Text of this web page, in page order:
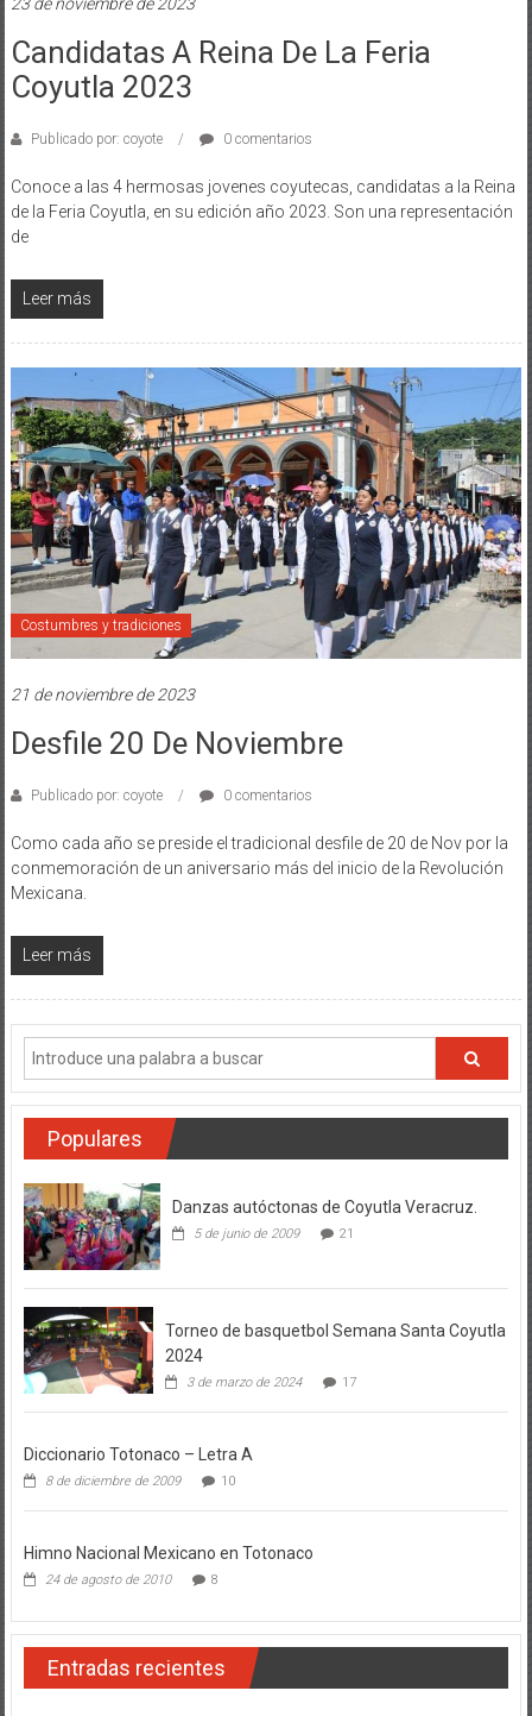
Candidatas A Reina De La Feria
Coyutla 2023
Publicado por: coyote 0 comentarios
Conoce a las 4 hermosas jovenes coyutecas, candidatas a la Reina
de la Feria Coyutla, en su edición año 2023. Son una representación
de
Leer más
Costumbres y tradiciones
21 de noviembre de 2023
Desfile 20 De Noviembre
Publicado por: coyote 0 comentarios
Como cada año se preside el tradicional desfile de 20 de Nov por la
conmemoración de un aniversario más del inicio de la Revolución
Mexicana.
Leer más
Populares
Danzas autóctonas de Coyutla Veracruz.
5 de junio de 2009 21
Torneo de basquetbol Semana Santa Coyutla
2024
3 de marzo de 2024 17
Diccionario Totonaco – Letra A
8 de diciembre de 2009 10
Himno Nacional Mexicano en Totonaco
24 de agosto de 2010 8
Entradas recientes